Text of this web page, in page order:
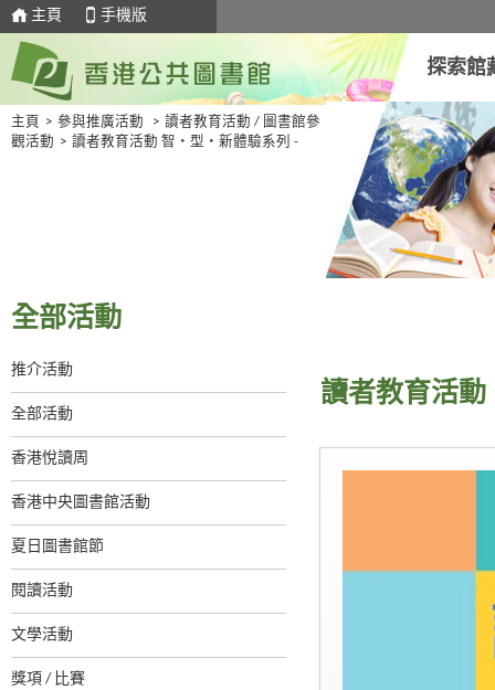
主頁 手機版
探索館
主頁 > 參與推廣活動 > 讀者教育活動 / 圖書館參
觀活動 > 讀者教育活動 智・型・新體驗系列 -
全部活動
推介活動
全部活動
香港悅讀周
香港中央圖書館活動
夏日圖書館節
閱讀活動
文學活動
獎項 / 比賽
讀者教育活